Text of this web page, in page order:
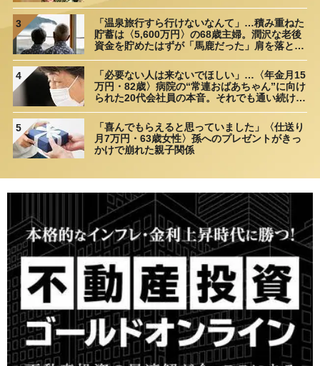
3
「温泉旅行すら行けないなんて」…積み重ねた
貯蓄は〈5,600万円〉の68歳主婦。潤沢な老後
資金を貯めたはずが「馬鹿だった」肩を落とす
4
「必要ない人は来ないでほしい」…〈年金月15
万円・82歳〉病院の“常連おばあちゃん”に向け
られた20代会社員の本音。それでも通い続ける
5
「喜んでもらえると思っていました」〈仕送り
月7万円・63歳女性〉孫へのプレゼントがきっ
かけで崩れた親子関係